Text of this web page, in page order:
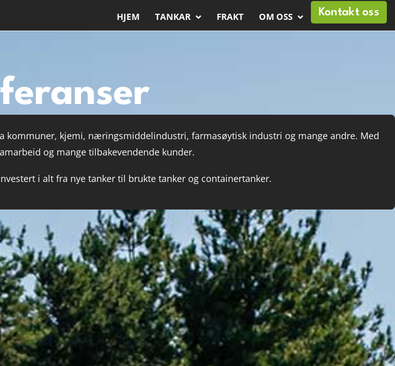
HJEM TANKAR FRAKT OM OSS Kontakt oss
kommuner, kjemi, næringsmiddelindustri, farmasøytisk industri og mange andre. Med
og mange tilbakevendende kunder.
i alt fra nye tanker til brukte tanker og containertanker.